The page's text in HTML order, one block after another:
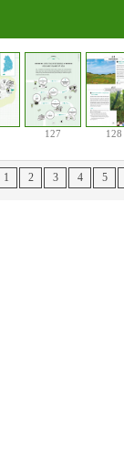
127 128
1 2 3 4 5